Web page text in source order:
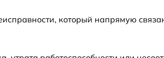
который напрямую